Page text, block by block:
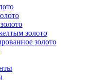
золото
золото